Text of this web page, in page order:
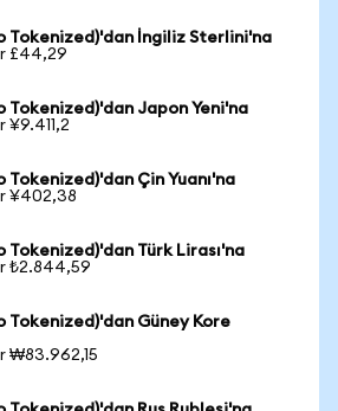
Tokenized)'dan İngiliz Sterlini'na
£44,29
Tokenized)'dan Japon Yeni'na
¥9.411,2
Tokenized)'dan Çin Yuanı'na
¥402,38
Tokenized)'dan Türk Lirası'na
₺2.844,59
Tokenized)'dan Güney Kore
₩83.962,15